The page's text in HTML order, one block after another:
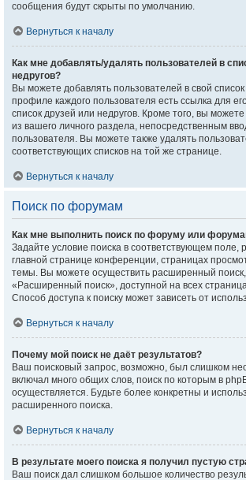
сообщения будут скрыты по умолчанию.
Вернуться к началу
Как мне добавлять/удалять пользователей в
недругов?
Вы можете добавлять пользователей в свой
профиле каждого пользователя есть ссылка для
список друзей или недругов. Кроме того, вы
из вашего личного раздела, непосредственным
пользователя. Вы можете также удалять
соответствующих списков на той же странице.
Вернуться к началу
Поиск по форумам
Как мне выполнить поиск по форуму или
Задайте условие поиска в соответствующем поле,
главной странице конференции, страницах
темы. Вы можете осуществить расширенный
«Расширенный поиск», доступной на всех
Способ доступа к поиску может зависеть от
Вернуться к началу
Почему мой поиск не даёт результатов?
Ваш поисковый запрос, возможно, был слишком
включал много общих слов, поиск по которым в
осуществляется. Будьте более конкретны и
расширенного поиска.
Вернуться к началу
В результате моего поиска я получил пустую
Ваш поиск дал слишком большое количество